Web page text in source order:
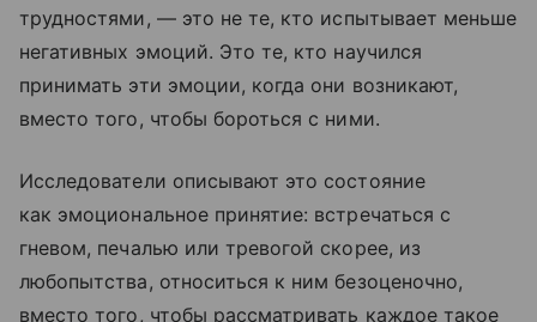
трудностями, — это не те, кто испытывает меньше
негативных эмоций. Это те, кто научился
принимать эти эмоции, когда они возникают,
вместо того, чтобы бороться с ними.
Исследователи описывают это состояние
как эмоциональное принятие: встречаться с
гневом, печалью или тревогой скорее, из
любопытства, относиться к ним безоценочно,
вместо того, чтобы рассматривать каждое такое